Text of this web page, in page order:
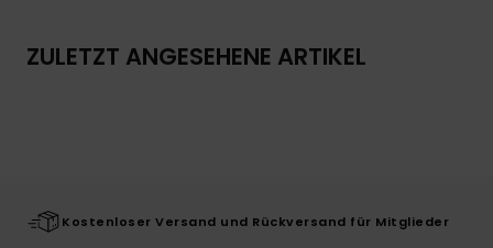
ZULETZT ANGESEHENE ARTIKEL
Kostenloser Versand und Rückversand für Mitglieder